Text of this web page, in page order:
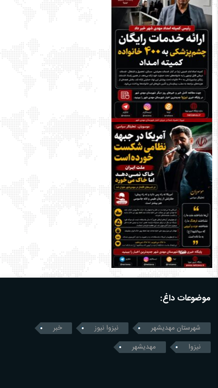
موضوعات داغ:
شهرستان مهدیشهر نیزوا نیوز
خبر
نیزوا
مهدیشهر